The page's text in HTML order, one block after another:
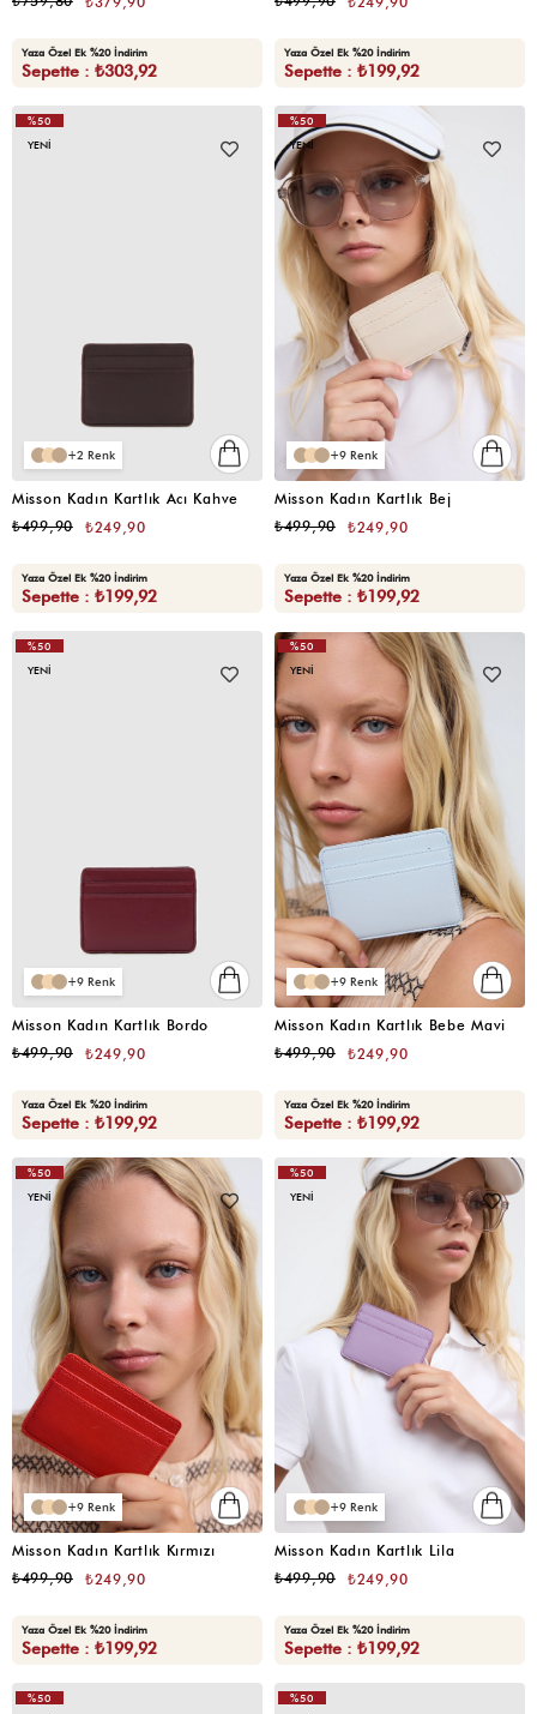
Yaza Özel Ek %20 İndirim
Sepette : ₺303,92
Yaza Özel Ek %20 İndirim
Sepette : ₺199,92
2
Misson Kadın Kartlık Acı Kahve
₺249,90
₺499,90
Yaza Özel Ek %20 İndirim
Sepette : ₺199,92
%50
YENI
9
Misson Kadın Kartlık Bej
₺249,90
₺499,90
Yaza Özel Ek %20 İndirim
Sepette : ₺199,92
%50
YENI
9
Misson Kadın Kartlık Bordo
₺249,90
₺499,90
Yaza Özel Ek %20 İndirim
Sepette : ₺199,92
%50
YENI
9
Misson Kadın Kartlık Bebe Mavi
₺249,90
₺499,90
Yaza Özel Ek %20 İndirim
Sepette : ₺199,92
%50
YENI
9
Misson Kadın Kartlık Kırmızı
₺249,90
₺499,90
Yaza Özel Ek %20 İndirim
Sepette : ₺199,92
%50
YENI
9
Misson Kadın Kartlık Lila
₺249,90
₺499,90
Yaza Özel Ek %20 İndirim
Sepette : ₺199,92
%50
YENI
%50
%50